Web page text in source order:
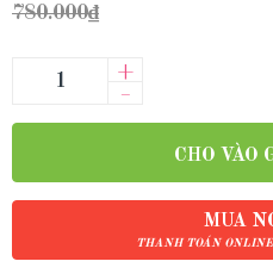
780.000₫
–
+
CHO VÀO
MUA
THANH TOÁN